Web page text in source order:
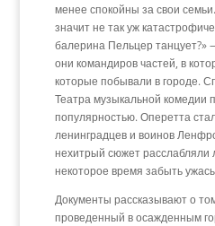
менее спокойны за свои
значит не так уж
балерина Пельцер
они командиров частей, в
которые побывали в городе.
Театра музыкальной комедии
популярностью. Оперетта
ленинградцев и воинов
нехитрый сюжет расслабляли
некоторое время забыть
Документы рассказывают о
проведенный в осажденным